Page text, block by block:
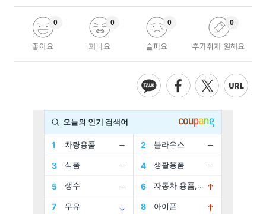
좋아요
0
화나요
0
슬퍼요
0
추가취재 원해요
0